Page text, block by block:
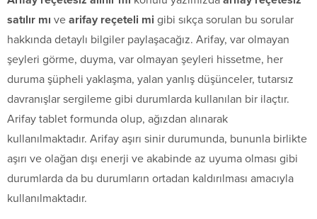
satılır mı ve arifay reçeteli mi gibi sıkça sorulan bu sorular
hakkında detaylı bilgiler paylaşacağız. Arifay, var olmayan
şeyleri görme, duyma, var olmayan şeyleri hissetme, her
duruma şüpheli yaklaşma, yalan yanlış düşünceler, tutarsız
davranışlar sergileme gibi durumlarda kullanılan bir ilaçtır.
Arifay tablet formunda olup, ağızdan alınarak
kullanılmaktadır. Arifay aşırı sinir durumunda, bununla birlikte
aşırı ve olağan dışı enerji ve akabinde az uyuma olması gibi
durumlarda da bu durumların ortadan kaldırılması amacıyla
kullanılmaktadır.